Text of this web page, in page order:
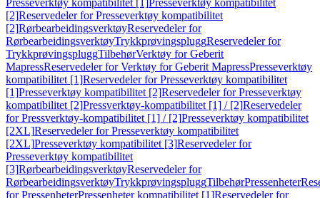
Presseverktøy kompatibilitet [1]Presseverktøy kompatibilitet
[2]Reservedeler for Presseverktøy kompatibilitet
[2]RørbearbeidingsverktøyReservedeler for
RørbearbeidingsverktøyTrykkprøvingspluggReservedeler for
TrykkprøvingspluggTilbehørVerktøy for Geberit
MapressReservedeler for Verktøy for Geberit MapressPresseverktøy
kompatibilitet [1]Reservedeler for Presseverktøy kompatibilitet
[1]Presseverktøy kompatibilitet [2]Reservedeler for Presseverktøy
kompatibilitet [2]Pressverktøy-kompatibilitet [1] / [2]Reservedeler
for Pressverktøy-kompatibilitet [1] / [2]Presseverktøy kompatibilitet
[2XL]Reservedeler for Presseverktøy kompatibilitet
[2XL]Presseverktøy kompatibilitet [3]Reservedeler for
Presseverktøy kompatibilitet
[3]RørbearbeidingsverktøyReservedeler for
RørbearbeidingsverktøyTrykkprøvingspluggTilbehørPressenheter
for PressenheterPressenheter kompatibilitet [1]Reservedeler for